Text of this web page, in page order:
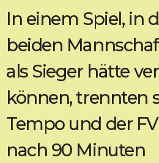
In einem Spiel, in
beiden
als Sieger hätte
können, trennten
Tempo und der
nach 90 Minuten